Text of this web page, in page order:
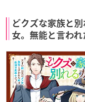
どクズな家族と
女。無能と言わ